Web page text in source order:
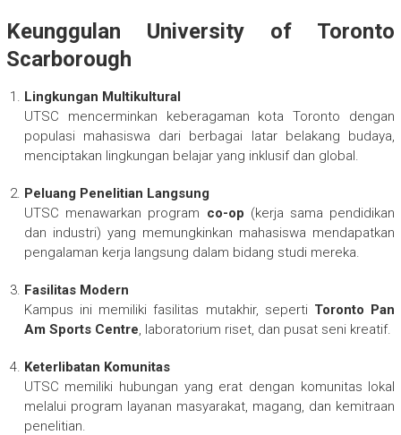
Keunggulan University of Toronto
Scarborough
Lingkungan Multikultural
UTSC mencerminkan keberagaman kota Toronto dengan
populasi mahasiswa dari berbagai latar belakang budaya,
menciptakan lingkungan belajar yang inklusif dan global.
Peluang Penelitian Langsung
UTSC menawarkan program co-op (kerja sama pendidikan
dan industri) yang memungkinkan mahasiswa mendapatkan
pengalaman kerja langsung dalam bidang studi mereka.
Fasilitas Modern
Kampus ini memiliki fasilitas mutakhir, seperti Toronto Pan
Am Sports Centre, laboratorium riset, dan pusat seni kreatif.
Keterlibatan Komunitas
UTSC memiliki hubungan yang erat dengan komunitas lokal
melalui program layanan masyarakat, magang, dan kemitraan
penelitian.